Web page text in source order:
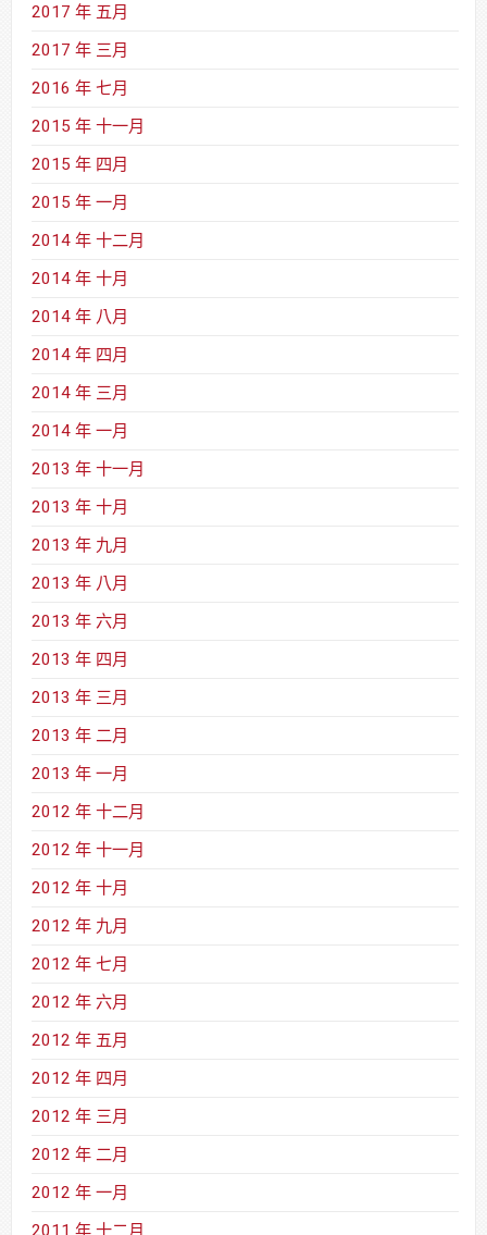
2017 年 五月
2017 年 三月
2016 年 七月
2015 年 十一月
2015 年 四月
2015 年 一月
2014 年 十二月
2014 年 十月
2014 年 八月
2014 年 四月
2014 年 三月
2014 年 一月
2013 年 十一月
2013 年 十月
2013 年 九月
2013 年 八月
2013 年 六月
2013 年 四月
2013 年 三月
2013 年 二月
2013 年 一月
2012 年 十二月
2012 年 十一月
2012 年 十月
2012 年 九月
2012 年 七月
2012 年 六月
2012 年 五月
2012 年 四月
2012 年 三月
2012 年 二月
2012 年 一月
2011 年 十二月